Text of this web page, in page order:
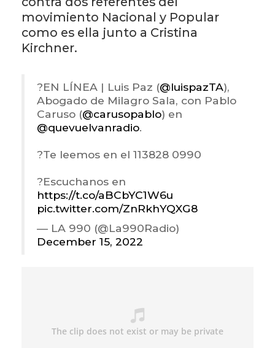
movimiento Nacional y Popular
como es ella junto a Cristina
Kirchner.
?️EN LÍNEA | Luis Paz (@luispazTA),
Abogado de Milagro Sala, con Pablo
Caruso (@carusopablo) en
@quevuelvanradio.
?Te leemos en el 113828 0990
?Escuchanos en
https://t.co/aBCbYC1W6u
pic.twitter.com/ZnRkhYQXG8
— LA 990 (@La990Radio)
December 15, 2022